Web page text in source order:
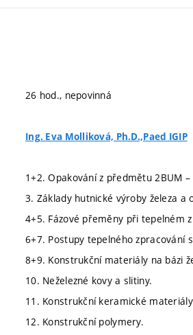
26 hod., nepovinná
Ing. Eva Molliková, Ph.D.,Paed IGIP
1+2. Opakování z předmětu 2BUM
3. Základy hutnické výroby železa a
4+5. Fázové přeměny při tepelném
6+7. Postupy tepelného zpracování
8+9. Konstrukční materiály na bázi
10. Neželezné kovy a slitiny.
11. Konstrukční keramické
12. Konstrukční polymery.